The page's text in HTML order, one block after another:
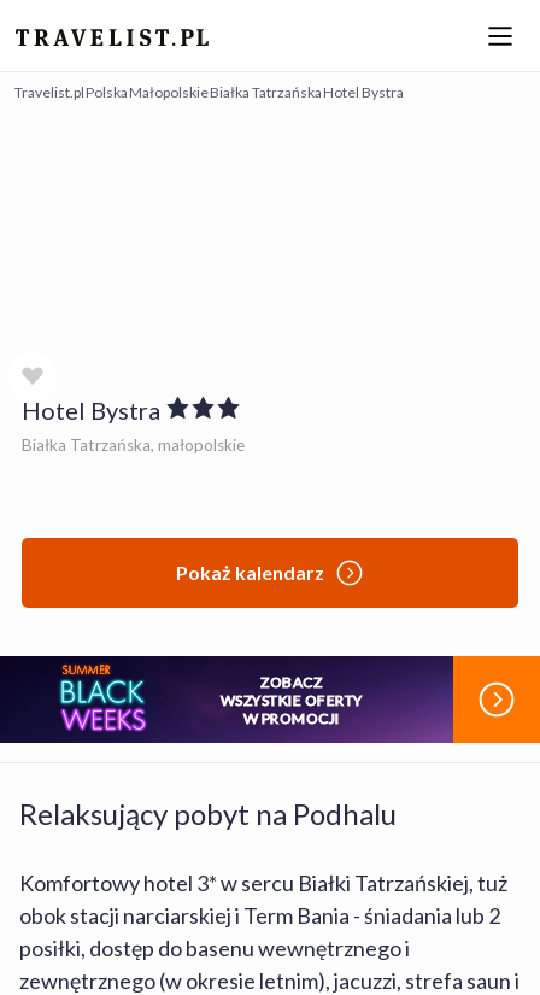
Travelist.plPolskaMałopolskieBiałka TatrzańskaHotel Bystra
Hotel Bystra
Białka Tatrzańska, małopolskie
Pokaż kalendarz
ZOBACZ
WSZYSTKIE OFERTY
W PROMOCJI
Relaksujący pobyt na Podhalu
Komfortowy hotel 3* w sercu Białki Tatrzańskiej, tuż
obok stacji narciarskiej i Term Bania - śniadania lub 2
posiłki, dostęp do basenu wewnętrznego i
zewnętrznego (w okresie letnim), jacuzzi, strefa saun i